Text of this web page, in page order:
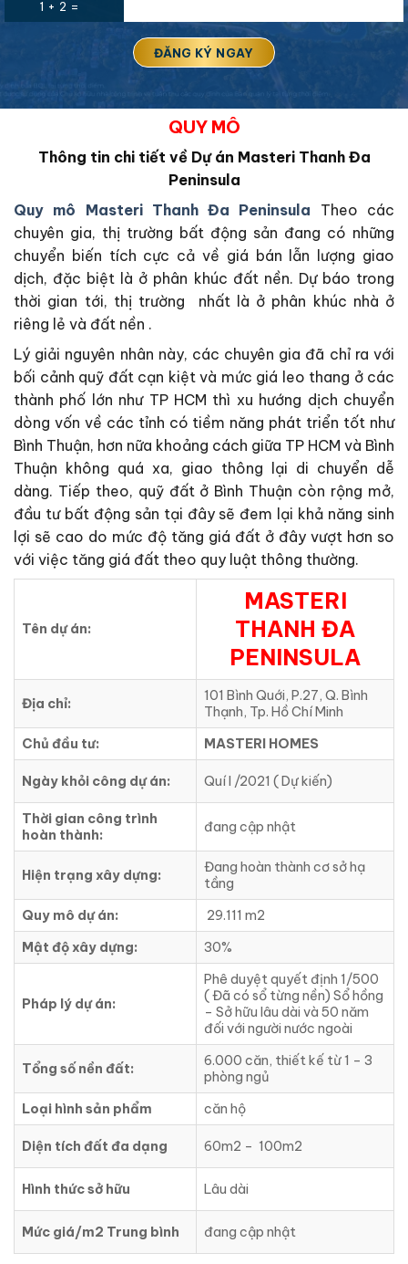
1 + 2 =
QUY MÔ
Thông tin chi tiết về Dự án Masteri Thanh Đa
Peninsula
Quy mô Masteri Thanh Đa Peninsula Theo các
chuyên gia, thị trường bất động sản đang có những
chuyển biến tích cực cả về giá bán lẫn lượng giao
dịch, đặc biệt là ở phân khúc đất nền. Dự báo trong
thời gian tới, thị trường nhất là ở phân khúc nhà ở
riêng lẻ và đất nền .
Lý giải nguyên nhân này, các chuyên gia đã chỉ ra với
bối cảnh quỹ đất cạn kiệt và mức giá leo thang ở các
thành phố lớn như TP HCM thì xu hướng dịch chuyển
dòng vốn về các tỉnh có tiềm năng phát triển tốt như
Bình Thuận, hơn nữa khoảng cách giữa TP HCM và Bình
Thuận không quá xa, giao thông lại di chuyển dễ
dàng. Tiếp theo, quỹ đất ở Bình Thuận còn rộng mở,
đầu tư bất động sản tại đây sẽ đem lại khả năng sinh
lợi sẽ cao do mức độ tăng giá đất ở đây vượt hơn so
với việc tăng giá đất theo quy luật thông thường.
Tên dự án:
MASTERI
THANH ĐA
PENINSULA
Địa chỉ:
101 Bình Quới, P.27, Q. Bình
Thạnh, Tp. Hồ Chí Minh
Chủ đầu tư:
MASTERI HOMES
Ngày khỏi công dự án: Quí I /2021 ( Dự kiến)
Thời gian công trình
hoàn thành:
đang cập nhật
Hiện trạng xây dựng:
Đang hoàn thành cơ sở hạ
tầng
Quy mô dự án:
29.111 m2
Mật độ xây dựng:
30%
Pháp lý dự án:
Phê duyệt quyết định 1/500
( Đã có sổ từng nền) Sổ hồng
– Sở hữu lâu dài và 50 năm
đối với người nước ngoài
Tổng số nền đất:
6.000 căn, thiết kế từ 1 – 3
phòng ngủ
Loại hình sản phẩm
căn hộ
Diện tích đất đa dạng 60m2 – 100m2
Hình thức sở hữu Lâu dài
Mức giá/m2 Trung bình đang cập nhật